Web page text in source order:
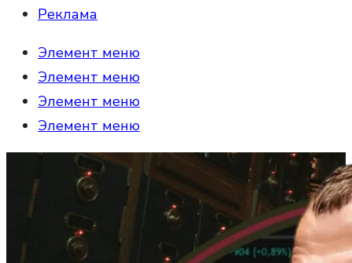
Реклама
Элемент меню
Элемент меню
Элемент меню
Элемент меню